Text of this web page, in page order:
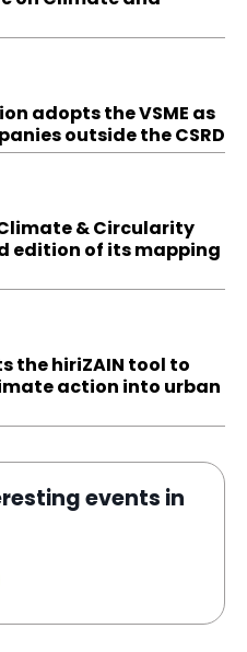
adopts the VSME as
outside the CSRD
Climate & Circularity
edition of its mapping
the hiriZAIN tool to
action into urban
events in